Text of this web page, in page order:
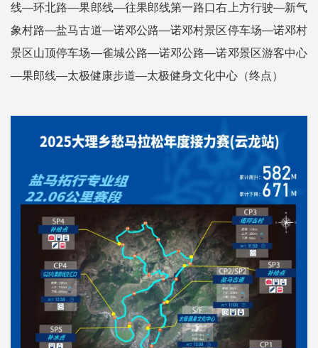
线—环北路—果郎线—往果郎线第一路口右上方行驶—新气
象村路—盐马古道—诺邓公路—诺邓村景区停车场—诺邓村
景区山顶停车场—雀城公路—诺邓公路—诺邓景区游客中心
—果郎线—太极健康步道—太极健身文化中心（终点）